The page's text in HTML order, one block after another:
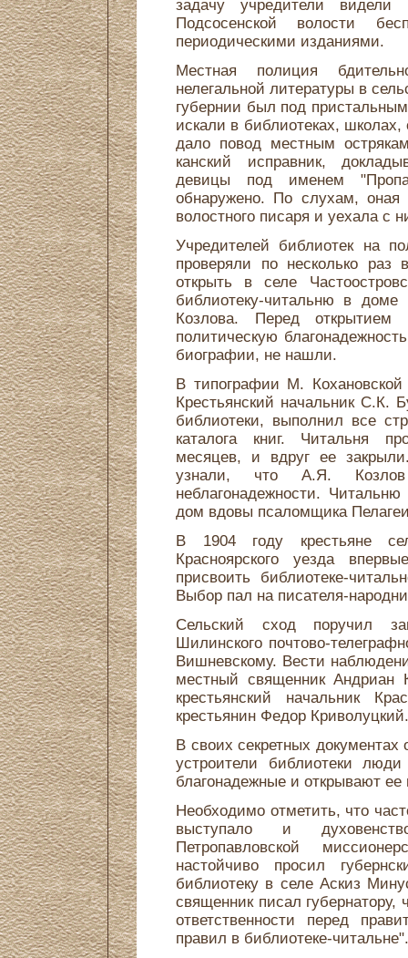
задачу учредители
Подсосенской волости
периодическими изданиями.
Местная полиция
нелегальной литературы в
губернии был под
искали в библиотеках,
дало повод местным
канский исправник,
девицы под именем
обнаружено. По слухам,
волостного писаря и уехала с
Учредителей библиотек на
проверяли по несколько
открыть в селе
библиотеку-читальню в доме
Козлова. Перед открытием
политическую
биографии, не нашли.
В типографии М. Кохановской
Крестьянский начальник С.К.
библиотеки, выполнил все
каталога книг. Читальня
месяцев, и вдруг ее
узнали, что А.Я. Козлов
неблагонадежности.
дом вдовы псаломщика
В 1904 году крестьяне
Красноярского уезда
присвоить библиотеке-
Выбор пал на писателя-
Сельский сход поручил
Шилинского почтово-
Вишневскому. Вести
местный священник Андриан
крестьянский начальник
крестьянин Федор Криволуцкий.
В своих секретных документах
устроители библиотеки
благонадежные и открывают ее
Необходимо отметить, что
выступало и
Петропавловской
настойчиво просил
библиотеку в селе Аскиз
священник писал
ответственности перед
правил в библиотеке-читальне".